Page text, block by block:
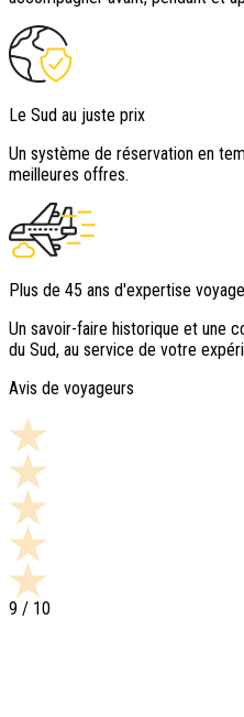
Le Sud au juste prix
Un système de réservation en
meilleures offres.
Plus de 45 ans d'expertise voyage
Un savoir-faire historique et une
du Sud, au service de votre
Avis de voyageurs
9 / 10